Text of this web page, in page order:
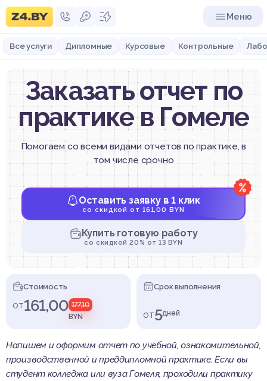
Меню
Все услуги Дипломные Курсовые Контрольные
Заказать отчет по
практике в Гомеле
Помогаем со всеми видами отчетов по практике, в
том числе срочно
Оставить заявку в 1 клик
со скидкой от 161,00 BYN
Купить готовую работу
со скидкой 20% от 13 BYN
Стоимость
от161,00 177,10
BYN
Срок выполнения
от5дней
Напишем и оформим отчет по учебной, ознакомительной,
производственной и преддипломной практике. Если вы
студент колледжа или вуза Гомеля, проходили практику